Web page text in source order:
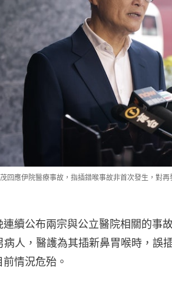
回應伊院醫療事故，指插錯喉事故非首次發生，對
連續公布兩宗與公立醫院相關的事
病人，醫護為其插新鼻胃喉時，誤
情況危殆。